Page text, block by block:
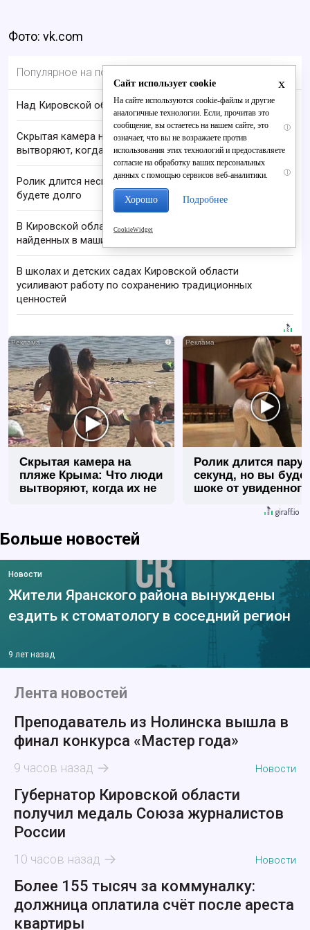
Фото: vk.com
Популярное на портале
Над Кировской областью сбили БПЛА
i
Скрытая камера на пляже Крыма: Что люди
вытворяют, когда их не видят...
i
Ролик длится несколько секунд, а смеяться вы
будете долго
В Кировской области проверяют гибель супругов,
найденных в машине в Вятке
В школах и детских садах Кировской области
усиливают работу по сохранению традиционных
ценностей
i
Скрытая камера на
пляже Крыма: Что люди
вытворяют, когда их не
Ролик длится пару
секунд, но вы
шоке от увиденного
Больше новостей
Новости
Жители Яранского района вынуждены
ездить к стоматологу в соседний регион
9 лет назад
Лента новостей
Преподаватель из Нолинска вышла в
финал конкурса «Мастер года»
9 часов назад Новости
Губернатор Кировской области
получил медаль Союза журналистов
России
10 часов назад Новости
Более 155 тысяч за коммуналку:
должница оплатила счёт после ареста
квартиры
x
Сайт использует cookie
На сайте используются cookie-файлы и другие
аналогичные технологии. Если, прочитав это
сообщение, вы остаетесь на нашем сайте, это
означает, что вы не возражаете против
использования этих технологий и предоставляете
согласие на обработку ваших персональных
данных с помощью сервисов веб-аналитики.
Хорошо Подробнее
CookieWidget